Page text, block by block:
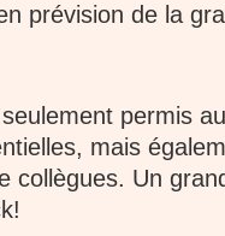
prévision de la
permis
mais
collègues. Un